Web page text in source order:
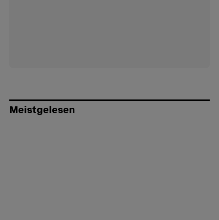
Meistgelesen